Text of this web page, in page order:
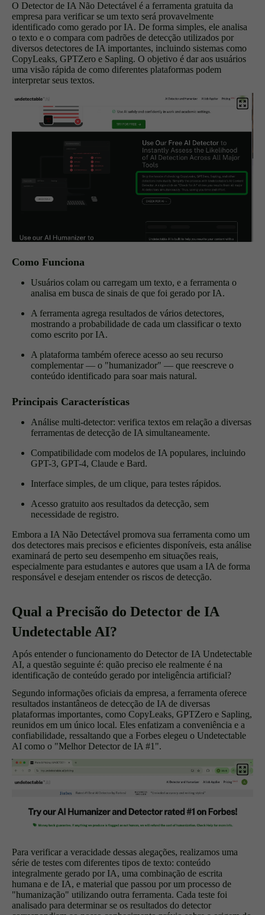
O Detector de IA Não Detectável é a ferramenta gratuita da
empresa para verificar se um texto será provavelmente
identificado como gerado por IA. De forma simples, ele analisa
o texto e o compara com padrões de detecção utilizados por
diversos detectores de IA importantes, incluindo sistemas como
CopyLeaks, GPTZero e Sapling. O objetivo é dar aos usuários
uma visão rápida de como diferentes plataformas podem
interpretar seus textos.
Como Funciona
Usuários colam ou carregam um texto, e a ferramenta o
analisa em busca de sinais de que foi gerado por IA.
A ferramenta agrega resultados de vários detectores,
mostrando a probabilidade de cada um classificar o texto
como escrito por IA.
A plataforma também oferece acesso ao seu recurso
complementar — o "humanizador" — que reescreve o
conteúdo identificado para soar mais natural.
Principais Características
Análise multi-detector: verifica textos em relação a diversas
ferramentas de detecção de IA simultaneamente.
Compatibilidade com modelos de IA populares, incluindo
GPT-3, GPT-4, Claude e Bard.
Interface simples, de um clique, para testes rápidos.
Acesso gratuito aos resultados da detecção, sem
necessidade de registro.
Embora a IA Não Detectável promova sua ferramenta como um
dos detectores mais precisos e eficientes disponíveis, esta análise
examinará de perto seu desempenho em situações reais,
especialmente para estudantes e autores que usam a IA de forma
responsável e desejam entender os riscos de detecção.
Qual a Precisão do Detector de IA
Undetectable AI?
Após entender o funcionamento do Detector de IA Undetectable
AI, a questão seguinte é: quão preciso ele realmente é na
identificação de conteúdo gerado por inteligência artificial?
Segundo informações oficiais da empresa, a ferramenta oferece
resultados instantâneos de detecção de IA de diversas
plataformas importantes, como CopyLeaks, GPTZero e Sapling,
reunidos em um único local. Eles enfatizam a conveniência e a
confiabilidade, ressaltando que a Forbes elegeu o Undetectable
AI como o "Melhor Detector de IA #1".
Para verificar a veracidade dessas alegações, realizamos uma
série de testes com diferentes tipos de texto: conteúdo
integralmente gerado por IA, uma combinação de escrita
humana e de IA, e material que passou por um processo de
"humanização" utilizando outra ferramenta. Cada teste foi
analisado para determinar se os resultados do detector